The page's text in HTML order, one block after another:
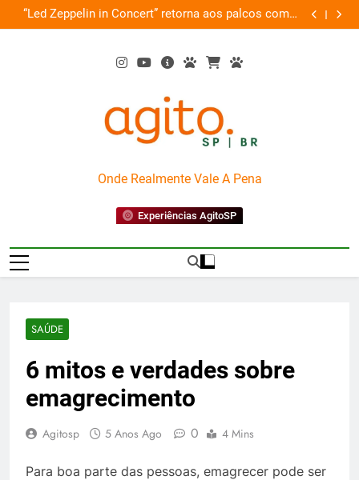
Skip
to
“Led Zeppelin in Concert” retorna aos palcos com a
Nova Orquestra
Cobasi
AgitoSP
Onde Realmente Vale A Pena
Experiências AgitoSP
SAÚDE
6 mitos e verdades sobre
emagrecimento
Agitosp 5 Anos Ago 0 4 Mins
Para boa parte das pessoas, emagrecer pode ser